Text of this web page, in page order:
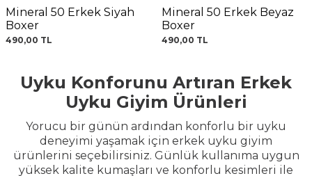
Mineral 50 Erkek Siyah
Boxer
490,00 TL
Mineral 50 Erkek Beyaz
Boxer
490,00 TL
Uyku Konforunu Artıran Erkek
Uyku Giyim Ürünleri
Yorucu bir günün ardından konforlu bir uyku
deneyimi yaşamak için erkek uyku giyim
ürünlerini seçebilirsiniz. Günlük kullanıma uygun
yüksek kalite kumaşları ve konforlu kesimleri ile